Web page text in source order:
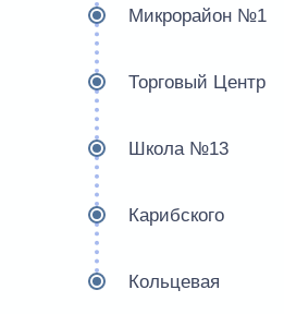
Микрорайон №1
Торговый Центр
Школа №13
Карибского
Кольцевая